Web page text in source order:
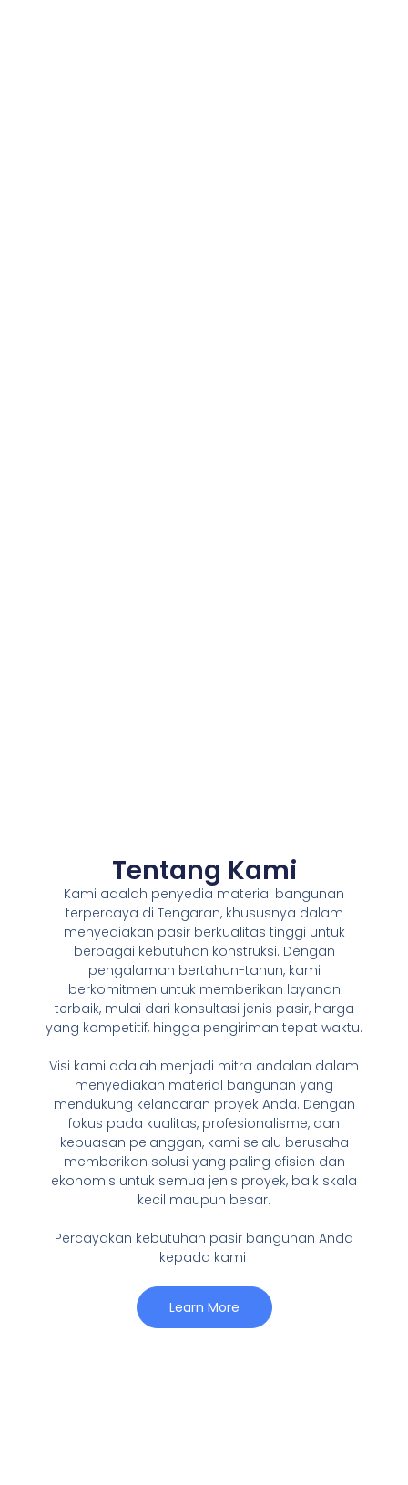
Tentang Kami
Kami adalah penyedia material bangunan
terpercaya di Tengaran, khususnya dalam
menyediakan pasir berkualitas tinggi untuk
berbagai kebutuhan konstruksi. Dengan
pengalaman bertahun-tahun, kami
berkomitmen untuk memberikan layanan
terbaik, mulai dari konsultasi jenis pasir, harga
yang kompetitif, hingga pengiriman tepat waktu.
Visi kami adalah menjadi mitra andalan dalam
menyediakan material bangunan yang
mendukung kelancaran proyek Anda. Dengan
fokus pada kualitas, profesionalisme, dan
kepuasan pelanggan, kami selalu berusaha
memberikan solusi yang paling efisien dan
ekonomis untuk semua jenis proyek, baik skala
kecil maupun besar.
Percayakan kebutuhan pasir bangunan Anda
kepada kami
Learn More